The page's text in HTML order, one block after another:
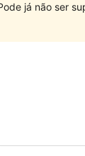
já não ser